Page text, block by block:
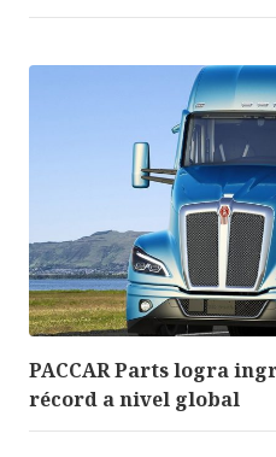
PACCAR Parts logra
récord a nivel global